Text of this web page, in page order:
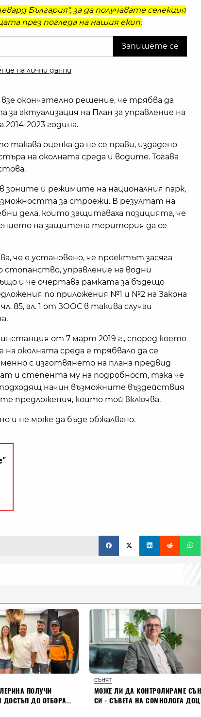
България", за да получавате селекция
през погледа на нашия екип:
на лични данни
окончателно решение, че трябва да
за актуализация на План за управление на
2023 година.
оценка да не се прави, издадено
на околната среда и водите. Тогава
зоните и режимите на националния парк,
за строежи. В резултат на
дела, които защитаваха позицията, че
на защитена територия да се
че е установено, че проектът засяга
стопанство, управление на водни
и че очертава рамката за бъдещо
по приложения №1 и №2 на Закона
85, ал. 1 от ЗООС в такива случаи
от 7 март 2019 г., според което
на околната среда е трябвало да се
с изготвянето на плана предвид
и степента му на подробност, така че
начин възможните въздействия
предложения, които той включва.
и не може да бъде обжалвано.